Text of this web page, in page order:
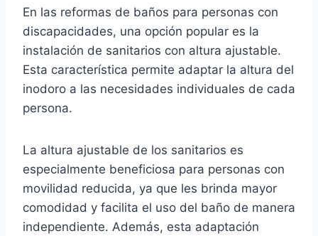
En las reformas de baños para personas con
discapacidades, una opción popular es la
instalación de sanitarios con altura ajustable.
Esta característica permite adaptar la altura del
inodoro a las necesidades individuales de cada
persona.
La altura ajustable de los sanitarios es
especialmente beneficiosa para personas con
movilidad reducida, ya que les brinda mayor
comodidad y facilita el uso del baño de manera
independiente. Además, esta adaptación